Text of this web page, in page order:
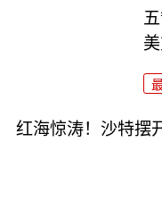
红海惊涛！沙特摆